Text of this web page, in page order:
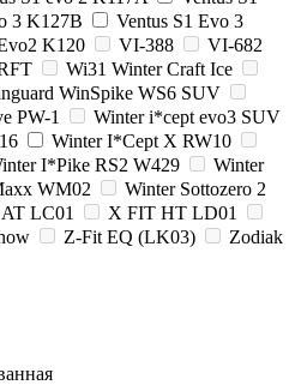
3 K127B
Ventus S1 Evo 3
K120 VI-388
VI-682
Wi31 Winter Craft Ice
WinSpike WS6 SUV
PW-1
Winter i*cept evo3 SUV
Winter I*Cept X RW10
I*Pike RS2 W429
Winter
WM02
Winter Sottozero 2
LC01
X FIT HT LD01
Z-Fit EQ (LK03)
Zodiak